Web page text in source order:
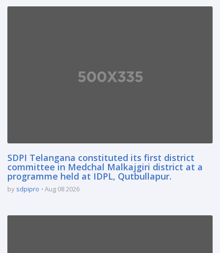
SDPI Telangana constituted its first district
committee in Medchal Malkajgiri district at a
programme held at IDPL, Qutbullapur.
by sdpipro Aug 08 2026